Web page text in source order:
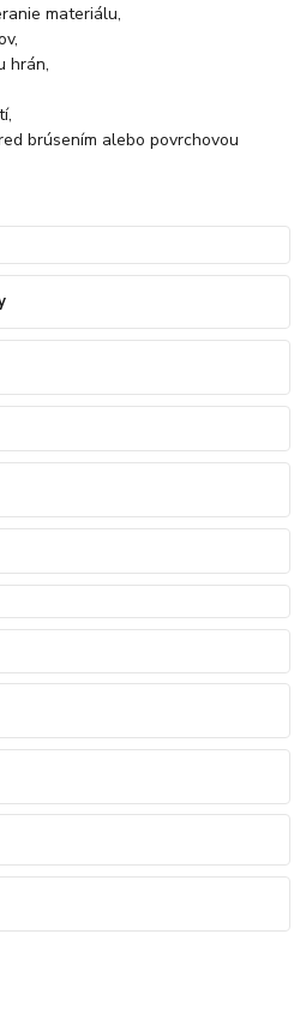
materiálu,
hrán,
brúsením alebo povrchovou